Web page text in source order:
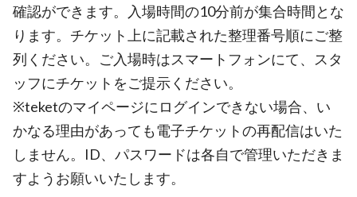
確認ができます。入場時間の10分前が集合時間とな
ります。チケット上に記載された整理番号順にご整
列ください。ご入場時はスマートフォンにて、スタ
ッフにチケットをご提示ください。
※teketのマイページにログインできない場合、い
かなる理由があっても電子チケットの再配信はいた
しません。ID、パスワードは各自で管理いただきま
すようお願いいたします。